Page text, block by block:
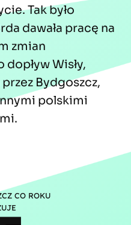
Tak było
dawała pracę na
zmian
Wisły,
Bydgoszcz,
polskimi
CO ROKU